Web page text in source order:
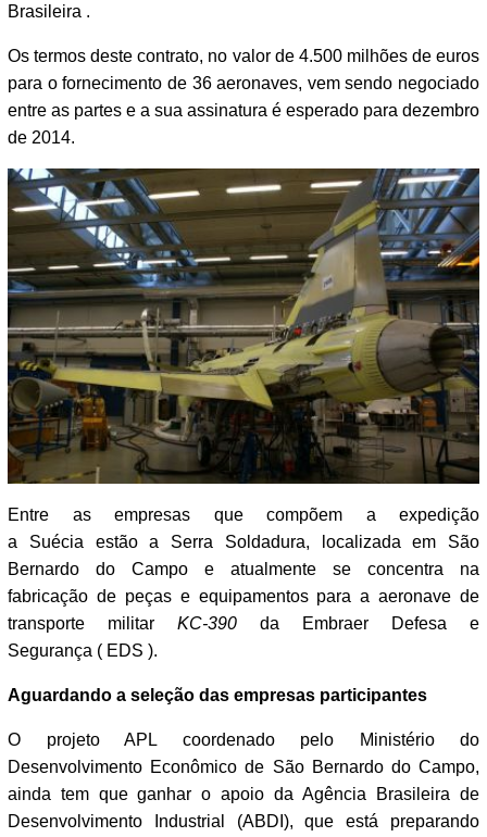
Brasileira .
Os termos deste contrato, no valor de 4.500 milhões de euros
para o fornecimento de 36 aeronaves, vem sendo negociado
entre as partes e a sua assinatura é esperado para dezembro
de 2014.
Entre as empresas que compõem a expedição
a Suécia estão a Serra Soldadura, localizada em São
Bernardo do Campo e atualmente se concentra na
fabricação de peças e equipamentos para a aeronave de
transporte militar KC-390 da Embraer Defesa e
Segurança ( EDS ).
Aguardando a seleção das empresas participantes
O projeto APL coordenado pelo Ministério do
Desenvolvimento Econômico de São Bernardo do Campo,
ainda tem que ganhar o apoio da Agência Brasileira de
Desenvolvimento Industrial (ABDI), que está preparando